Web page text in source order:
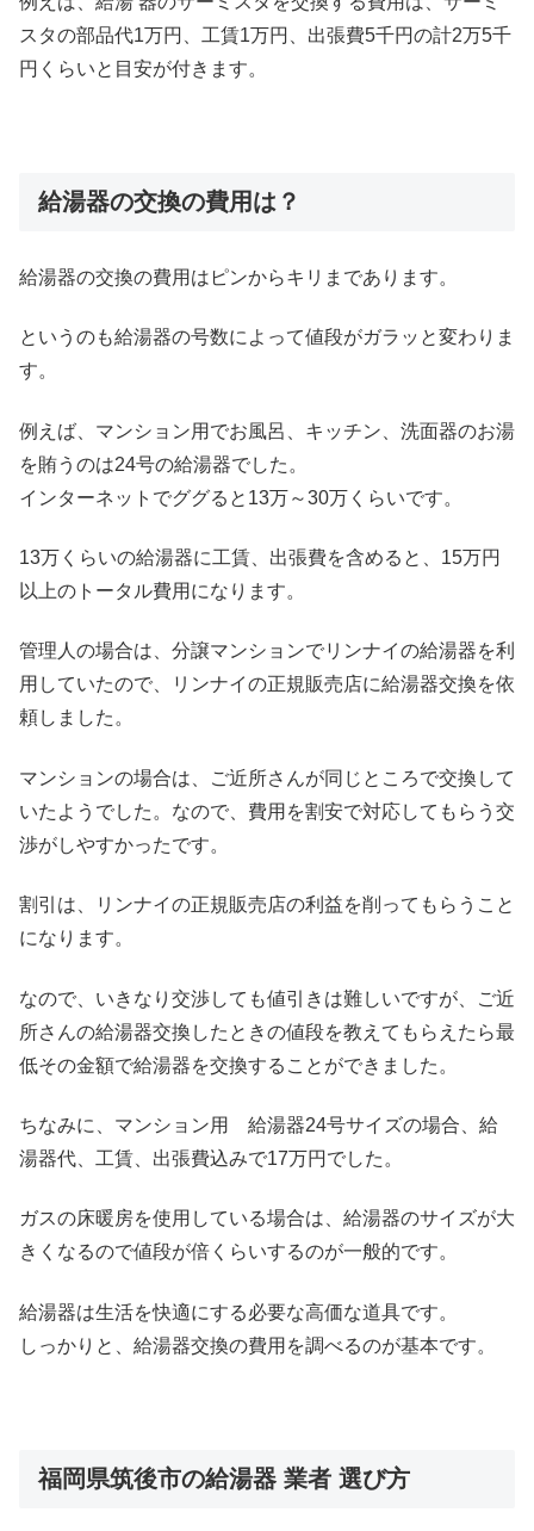
スタの部品代1万円、工賃1万円、出張費5千円の計2万5千
円くらいと目安が付きます。
給湯器の交換の費用は？
給湯器の交換の費用はピンからキリまであります。
というのも給湯器の号数によって値段がガラッと変わりま
す。
例えば、マンション用でお風呂、キッチン、洗面器のお湯
を賄うのは24号の給湯器でした。
インターネットでググると13万～30万くらいです。
13万くらいの給湯器に工賃、出張費を含めると、15万円
以上のトータル費用になります。
管理人の場合は、分譲マンションでリンナイの給湯器を利
用していたので、リンナイの正規販売店に給湯器交換を依
頼しました。
マンションの場合は、ご近所さんが同じところで交換して
いたようでした。なので、費用を割安で対応してもらう交
渉がしやすかったです。
割引は、リンナイの正規販売店の利益を削ってもらうこと
になります。
なので、いきなり交渉しても値引きは難しいですが、ご近
所さんの給湯器交換したときの値段を教えてもらえたら最
低その金額で給湯器を交換することができました。
ちなみに、マンション用 給湯器24号サイズの場合、給
湯器代、工賃、出張費込みで17万円でした。
ガスの床暖房を使用している場合は、給湯器のサイズが大
きくなるので値段が倍くらいするのが一般的です。
給湯器は生活を快適にする必要な高価な道具です。
しっかりと、給湯器交換の費用を調べるのが基本です。
福岡県筑後市の給湯器 業者 選び方